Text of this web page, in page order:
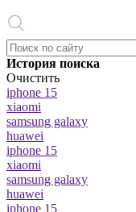
История поиска
Очистить
iphone 15
xiaomi
samsung galaxy
huawei
iphone 15
xiaomi
samsung galaxy
huawei
iphone 15